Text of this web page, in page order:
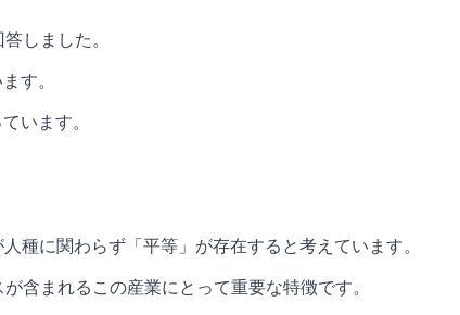
しました。
す。
います。
に関わらず「平等」が存在すると考えています。
含まれるこの産業にとって重要な特徴です。